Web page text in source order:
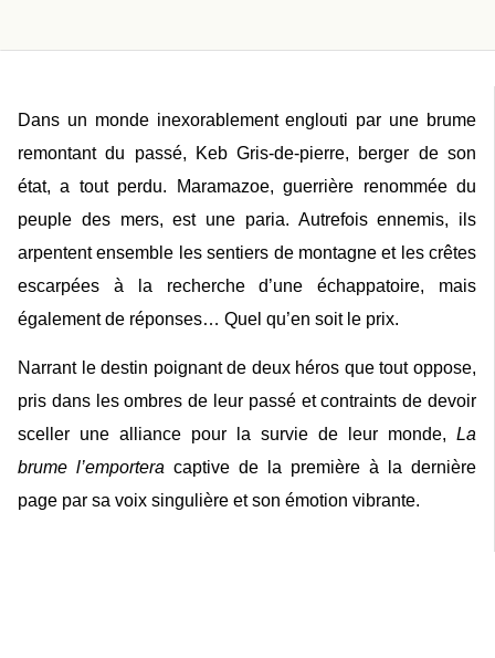
Dans un monde inexorablement englouti par une brume
remontant du passé, Keb Gris-de-pierre, berger de son
état, a tout perdu. Maramazoe, guerrière renommée du
peuple des mers, est une paria. Autrefois ennemis, ils
arpentent ensemble les sentiers de montagne et les crêtes
escarpées à la recherche d’une échappatoire, mais
également de réponses… Quel qu’en soit le prix.
Narrant le destin poignant de deux héros que tout oppose,
pris dans les ombres de leur passé et contraints de devoir
sceller une alliance pour la survie de leur monde, La
brume l’emportera captive de la première à la dernière
page par sa voix singulière et son émotion vibrante.